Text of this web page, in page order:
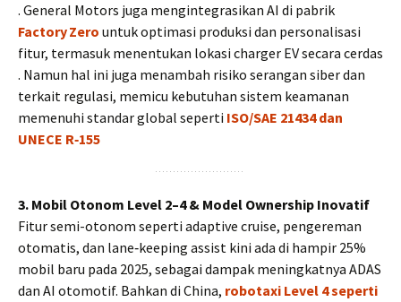
. General Motors juga mengintegrasikan AI di pabrik
Factory Zero untuk optimasi produksi dan personalisasi
fitur, termasuk menentukan lokasi charger EV secara cerdas
. Namun hal ini juga menambah risiko serangan siber dan
terkait regulasi, memicu kebutuhan sistem keamanan
memenuhi standar global seperti ISO/SAE 21434 dan
UNECE R‑155
3. Mobil Otonom Level 2–4 & Model Ownership Inovatif
Fitur semi-otonom seperti adaptive cruise, pengereman
otomatis, dan lane‑keeping assist kini ada di hampir 25%
mobil baru pada 2025, sebagai dampak meningkatnya ADAS
dan AI otomotif. Bahkan di China, robotaxi Level 4 seperti